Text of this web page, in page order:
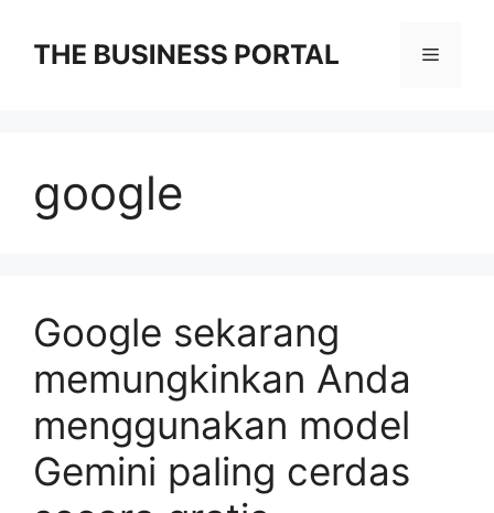
content
Menu
google
Google sekarang
memungkinkan Anda
menggunakan model
Gemini paling cerdas